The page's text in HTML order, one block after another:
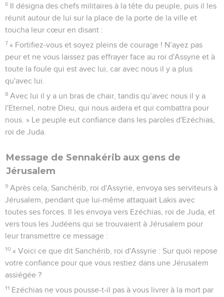
6 Il désigna des chefs militaires à la tête du peuple, puis il les
réunit autour de lui sur la place de la porte de la ville et
toucha leur cœur en disant :
7 « Fortifiez-vous et soyez pleins de courage ! N’ayez pas
peur et ne vous laissez pas effrayer face au roi d'Assyrie et à
toute la foule qui est avec lui, car avec nous il y a plus
qu'avec lui.
8 Avec lui il y a un bras de chair, tandis qu’avec nous il y a
l'Eternel, notre Dieu, qui nous aidera et qui combattra pour
nous. » Le peuple eut confiance dans les paroles d'Ezéchias,
roi de Juda.
Message de Sennakérib aux gens de
Jérusalem
9 Après cela, Sanchérib, roi d'Assyrie, envoya ses serviteurs à
Jérusalem, pendant que lui-même attaquait Lakis avec
toutes ses forces. Il les envoya vers Ezéchias, roi de Juda, et
vers tous les Judéens qui se trouvaient à Jérusalem pour
leur transmettre ce message :
10 « Voici ce que dit Sanchérib, roi d'Assyrie : Sur quoi repose
votre confiance pour que vous restiez dans une Jérusalem
assiégée ?
11 Ezéchias ne vous pousse-t-il pas à vous livrer à la mort par